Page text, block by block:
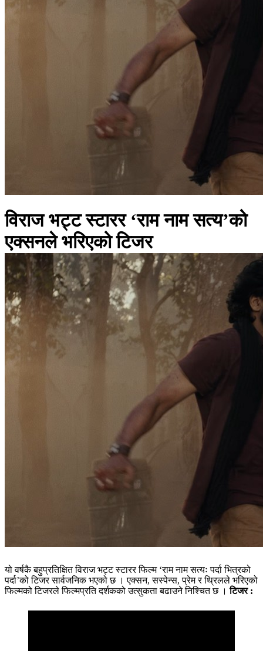
विराज भट्ट स्टारर ‘राम नाम सत्य’को
एक्सनले भरिएको टिजर
यो वर्षकै बहुप्रतिक्षित विराज भट्ट स्टारर फिल्म ‘राम नाम सत्यः पर्दा भित्रको
पर्दा’को टिजर सार्वजनिक भएको छ । एक्सन, सस्पेन्स, प्रेम र थ्रिलले भरिएको
फिल्मको टिजरले फिल्मप्रति दर्शकको उत्सुकता बढाउने निश्चित छ ।टिजर :